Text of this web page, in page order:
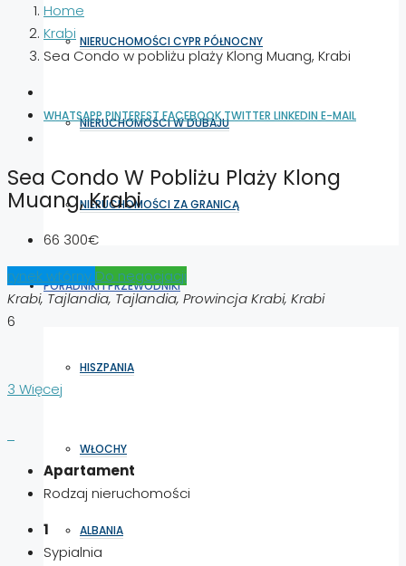
NIERUCHOMOŚCI CYPR PÓŁNOCNY
NIERUCHOMOŚCI W DUBAJU
NIERUCHOMOŚCI ZA GRANICĄ
PORADNIKI I PRZEWODNIKI
HISZPANIA
WŁOCHY
ALBANIA
Home
Krabi
Sea Condo w pobliżu plaży Klong Muang, Krabi
WHATSAPPPINTEREST FACEBOOKTWITTER LINKEDIN E-MAIL
Sea Condo W Pobliżu Plaży Klong
Muang, Krabi
66 300€
rynek wtórny Do negocjacji
Krabi, Tajlandia, Tajlandia, Prowincja Krabi, Krabi
6
3 Więcej
Apartament
Rodzaj nieruchomości
1
Sypialnia